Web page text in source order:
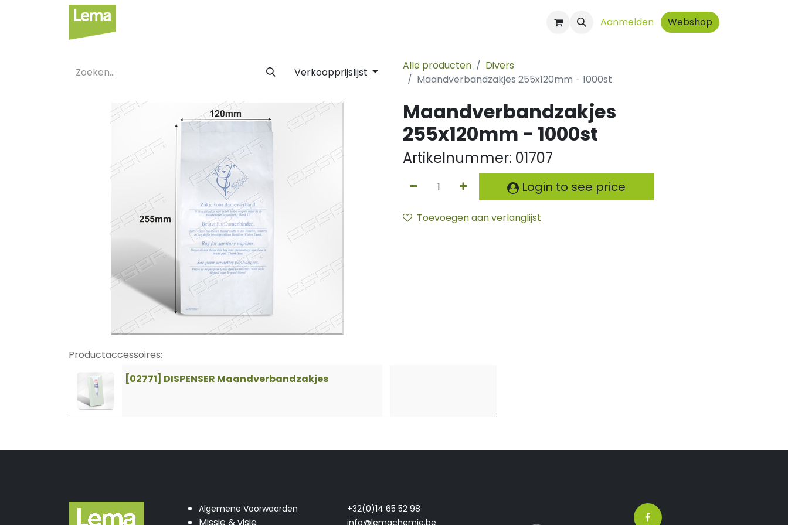
Aanmelden Webshop
Verkoopprijslijst
Alle producten
Divers
Maandverbandzakjes 255x120mm - 1000st
Maandverbandzakjes
255x120mm - 1000st
Artikelnummer: 01707
Login to see price
Toevoegen aan verlanglijst
Productaccessoires:
[02771] DISPENSER Maandverbandzakjes
Algemene Voorwaarden
+32(0)14 65 52 98
info@lemachemie.be